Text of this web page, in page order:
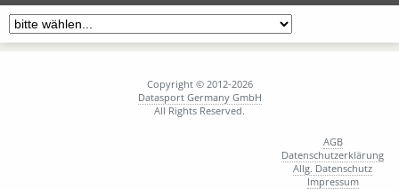
Copyright © 2012-2026
Datasport Germany GmbH
All Rights Reserved.
AGB
Datenschutzerklärung
Allg. Datenschutz
Impressum